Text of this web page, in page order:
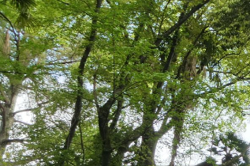
Skip to main content